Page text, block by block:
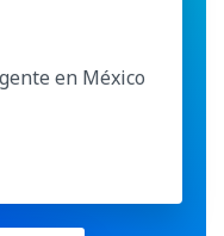
en México